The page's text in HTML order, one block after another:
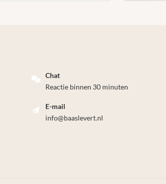
Chat
Reactie binnen 30 minuten
E-mail
info@baaslevert.nl